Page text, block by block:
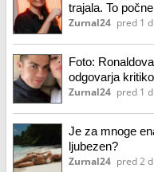
trajala. To
Zurnal24 pred 1
Foto:
odgovarja
Zurnal24 pred 1
Je za mnoge
ljubezen?
Zurnal24 pred 2